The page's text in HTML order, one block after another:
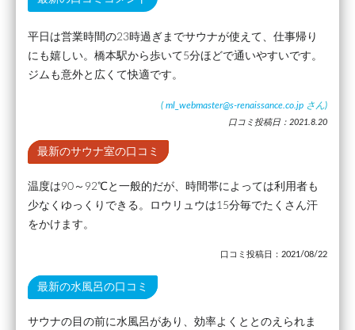
平日は営業時間の23時過ぎまでサウナが使えて、仕事帰り
にも嬉しい。橋本駅から歩いて5分ほどで通いやすいです。
ジムも意外と広くて快適です。
( ml_webmaster@s-renaissance.co.jp さん)
口コミ投稿日：2021.8.20
最新のサウナ室の口コミ
温度は90～92℃と一般的だが、時間帯によっては利用者も
少なくゆっくりできる。ロウリュウは15分毎でたくさん汗
をかけます。
口コミ投稿日：2021/08/22
最新の水風呂の口コミ
サウナの目の前に水風呂があり、効率よくととのえられま